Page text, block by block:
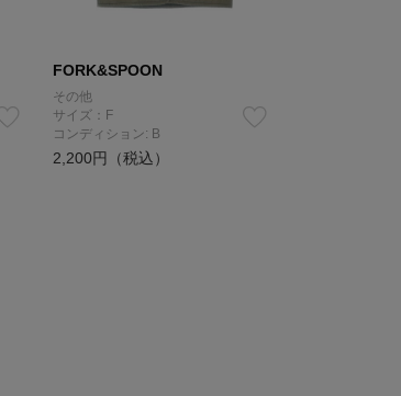
FORK&SPOON
その他
サイズ：F
コンディション: B
2,200円（税込）